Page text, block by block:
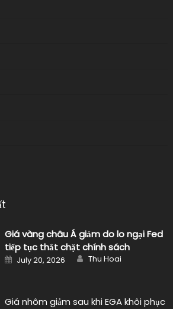
Giá vàng châu Á giảm do lo ngại Fed
tiếp tục thắt chặt chính sách
Posted
on
July 20, 2026 Author
Thu Hoai
Giá nhôm giảm sau khi EGA khôi phục